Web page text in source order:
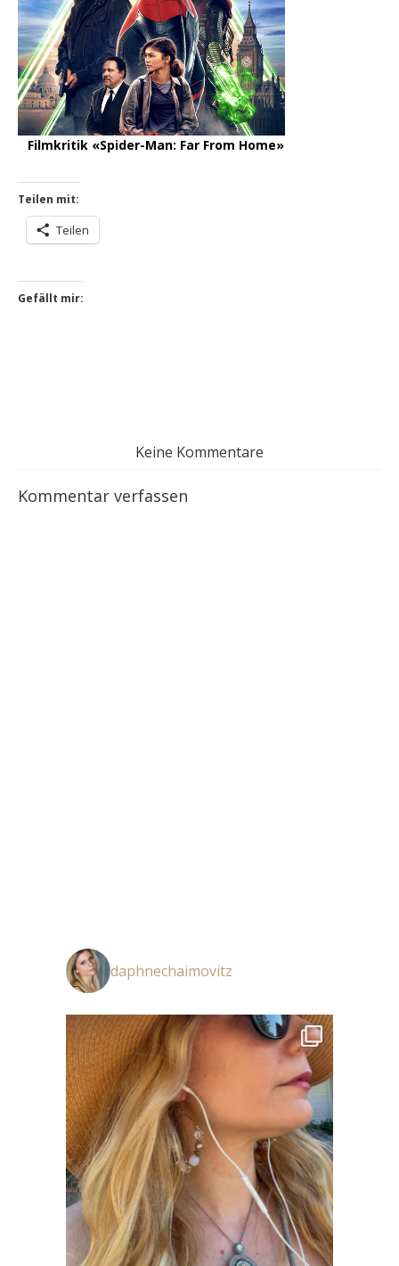
Filmkritik «Spider-Man: Far From Home»
Teilen mit:
Teilen
Gefällt mir:
Keine Kommentare
Kommentar verfassen
daphnechaimovitz